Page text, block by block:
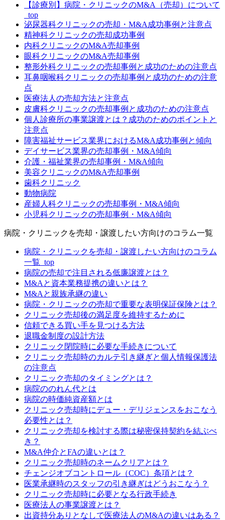
【診療別】病院・クリニックのM&A（売却）について
_top
泌尿器科クリニックの売却・M&A成功事例と注意点
精神科クリニックの売却成功事例
内科クリニックのM&A売却事例
眼科クリニックのM&A売却事例
整形外科クリニックの売却事例と成功のための注意点
耳鼻咽喉科クリニックの売却事例と成功のための注意
点
医療法人の売却方法と注意点
皮膚科クリニックの売却事例と成功のための注意点
個人診療所の事業譲渡とは？成功のためのポイントと
注意点
障害福祉サービス業界におけるM&A成功事例と傾向
デイサービス業界の売却事例・M&A傾向
介護・福祉業界の売却事例・M&A傾向
美容クリニックのM&A売却事例
歯科クリニック
動物病院
産婦人科クリニックの売却事例・M&A傾向
小児科クリニックの売却事例・M&A傾向
病院・クリニックを売却・譲渡したい方向けのコラム一覧
病院・クリニックを売却・譲渡したい方向けのコラム
一覧_top
病院の売却で注目される低廉譲渡とは？
M&Aと資本業務提携の違いとは？
M&Aと親族承継の違い
病院・クリニックの売却で重要な表明保証保険とは？
クリニック売却後の満足度を維持するために
信頼できる買い手を見つける方法
退職金制度の設計方法
クリニック閉院時に必要な手続きについて
クリニック売却時のカルテ引き継ぎと個人情報保護法
の注意点
クリニック売却のタイミングとは？
病院ののれん代とは
病院の時価純資産額とは
クリニック売却時にデュー・デリジェンスをおこなう
必要性とは？
クリニック売却を検討する際は秘密保持契約を結ぶべ
き？
M&A仲介とFAの違いとは？
クリニック売却時のネームクリアとは？
チェンジオブコントロール（COC）条項とは？
医業承継時のスタッフの引き継ぎはどうおこなう？
クリニック売却時に必要となる行政手続き
医療法人の事業譲渡とは？
出資持分ありとなしで医療法人のM&Aの違いはある？